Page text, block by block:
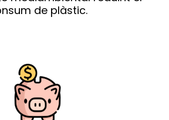
de plàstic.